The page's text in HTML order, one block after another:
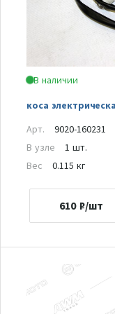
В наличии
коса
Арт.
9020-160231
В узле
1 шт.
Вес
0.115 кг
610 ₽/шт